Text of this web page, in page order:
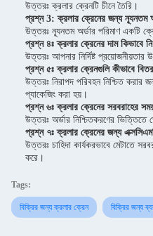
উত্তরঃ ক্রলার ক্রেনটি চীনে তৈরি।
প্রশ্ন 3: ক্রলার ক্রেনের জন্য ন্যূনতম
উত্তরঃ ন্যূনতম অর্ডার পরিমাণ একটি
প্রশ্ন ৪ঃ ক্রলার ক্রেনের দাম কিভাবে
উত্তরঃ আপনার নির্দিষ্ট
প্রশ্ন ৫ঃ ক্রলার ক্রেনগুলি কীভাবে
উত্তরঃ নিরাপদ পরিবহন নিশ্চিত করার
প্যাকেজিং করা হয়।
প্রশ্ন ৬ঃ ক্রলার ক্রেনের সরবরাহের
উত্তরঃ অর্ডার নিশ্চিতকরণের ভিত্তিতে
প্রশ্ন ৭ঃ ক্রলার ক্রেনের জন্য
উত্তরঃ চাহিদা কার্যকরভাবে মেটাতে
করে।
Tags:
বিক্রির জন্য ক্রলার ক্রেন বিক্রির জন্য